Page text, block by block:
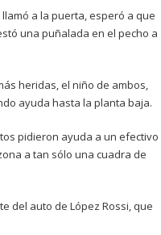
a la puerta, esperó a que
una puñalada en el pecho a
heridas, el niño de ambos,
ayuda hasta la planta baja.
pidieron ayuda a un efectivo
a tan sólo una cuadra de
del auto de López Rossi, que